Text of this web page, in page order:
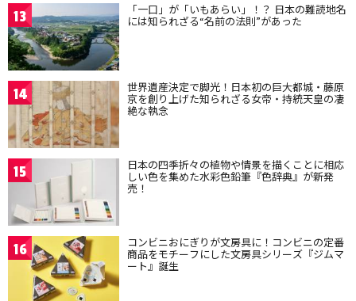
13 「一口」が「いもあらい」！？ 日本の難読地名
には知られざる“名前の法則”があった
14 世界遺産決定で脚光！日本初の巨大都城・藤原
京を創り上げた知られざる女帝・持統天皇の凄
絶な執念
15 日本の四季折々の植物や情景を描くことに相応
しい色を集めた水彩色鉛筆『色辞典』が新発
売！
16 コンビニおにぎりが文房具に！コンビニの定番
商品をモチーフにした文房具シリーズ『ジムマ
ート』誕生